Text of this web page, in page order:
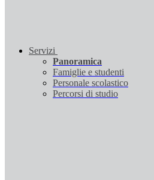
Servizi
Panoramica
Famiglie e studenti
Personale scolastico
Percorsi di studio